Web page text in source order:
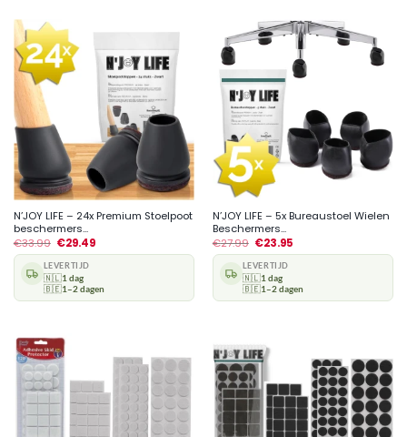
N’JOY LIFE – 24x Premium Stoelpoot
beschermers...
€33.99 €29.49
LEVERTIJD
🇳🇱1 dag
🇧🇪1–2 dagen
N’JOY LIFE – 5x Bureaustoel Wielen
Beschermers...
€27.99 €23.95
LEVERTIJD
🇳🇱1 dag
🇧🇪1–2 dagen